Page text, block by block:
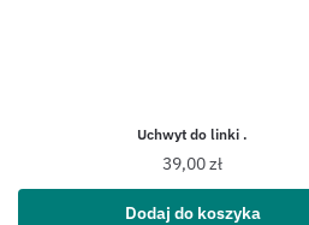
Uchwyt do linki .
39,00zł
Dodaj do koszyka